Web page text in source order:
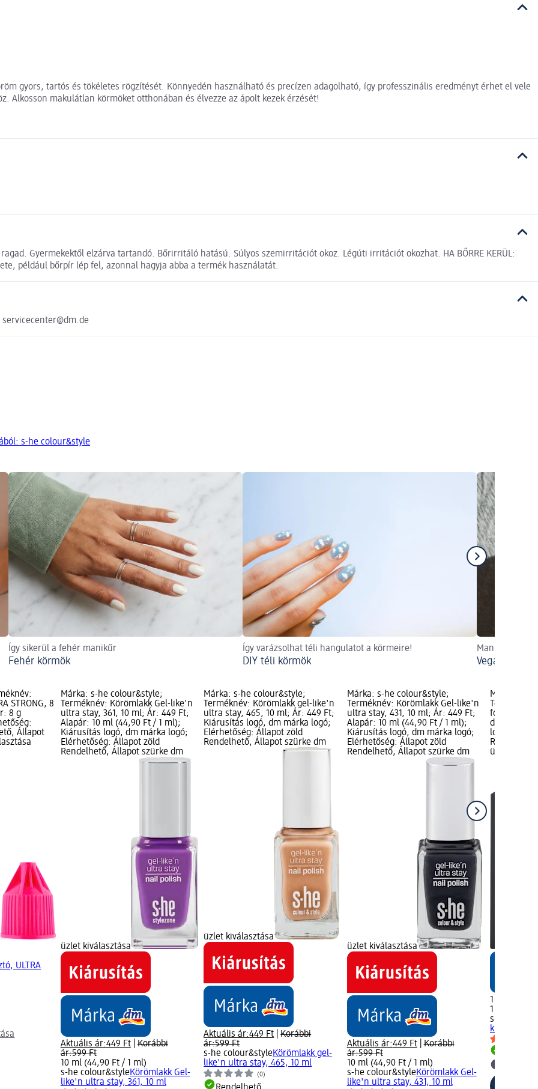
gyors, tartós és tökéletes rögzítését. Könnyedén használható és precízen adagolható, így professzinális eredményt érhet el vele
Alkosson makulátlan körmöket otthonában és élvezze az ápolt kezek érzését!
Gyermekektől elzárva tartandó. Bőrirritáló hatású. Súlyos szemirritációt okoz. Légúti irritációt okozhat. HA BŐRRE KERÜL:
például bőrpír lép fel, azonnal hagyja abba a termék használatát.
s-he colour&style
Így sikerül a fehér manikűr
Fehér körmök
Így varázsolhat téli hangulatot a körmeire!
DIY téli körmök
Manikűr állati
Vegán
STRONG, 8
8 g
Állapot
ULTRA
Márka: s-he colour&style;
Terméknév: Körömlakk Gel-like'n
ultra stay, 361, 10 ml; Ár: 449 Ft;
Alapár: 10 ml (44,90 Ft / 1 ml);
Kiárusítás logó, dm márka logó;
Elérhetőség: Állapot zöld
Rendelhető, Állapot szürke dm
üzlet kiválasztása
Aktuális ár:449 Ft|Korábbi
ár:599 Ft
10 ml (44,90 Ft / 1 ml)
s-he colour&styleKörömlakk Gel-
like'n ultra stay, 361, 10 ml
Márka: s-he colour&style;
Terméknév: Körömlakk gel-like'n
ultra stay, 465, 10 ml; Ár: 449 Ft;
Kiárusítás logó, dm márka logó;
Elérhetőség: Állapot zöld
Rendelhető, Állapot szürke dm
üzlet kiválasztása
Aktuális ár:449 Ft |Korábbi
ár:599 Ft
s-he colour&styleKörömlakk gel-
like'n ultra stay, 465, 10 ml
(0)
Márka: s-he colour&style;
Terméknév: Körömlakk Gel-like'n
ultra stay, 431, 10 ml; Ár: 449 Ft;
Alapár: 10 ml (44,90 Ft / 1 ml);
Kiárusítás logó, dm márka logó;
Elérhetőség: Állapot zöld
Rendelhető, Állapot szürke dm
üzlet kiválasztása
Aktuális ár:449 Ft|Korábbi
ár:599 Ft
10 ml (44,90 Ft / 1 ml)
s-he colour&styleKörömlakk Gel-
like'n ultra stay, 431, 10 ml
Márka: s-
forma, 24
db (1
logó;
üzlet
1 549 Ft
1 db (1
s-he
klasszikus